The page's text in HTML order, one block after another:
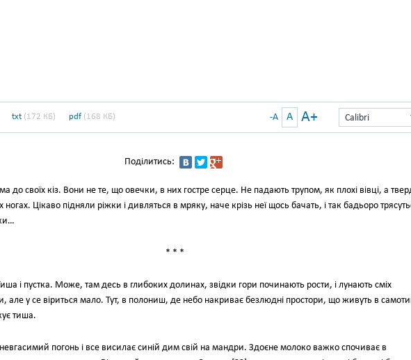
txt (172 КБ) pdf (168 КБ) Calibri
-A A A+
Поділитись:
до своїх кіз. Вони не те, що овечки, в них гостре серце. Не падають трупом, як плохі вівці, а
ногах. Цікаво підняли ріжки і дивляться в мряку, наче крізь неї щось бачать, і так бадьоро
* * *
і пустка. Може, там десь в глибоких долинах, звідки гори починають рости, і лунають сміх
але у се віриться мало. Тут, в полониш, де небо накриває безлюдні простори, що живуть в
тиша.
погонь і все висилає синій дим свій на мандри. Здоєне молоко важко спочиває в